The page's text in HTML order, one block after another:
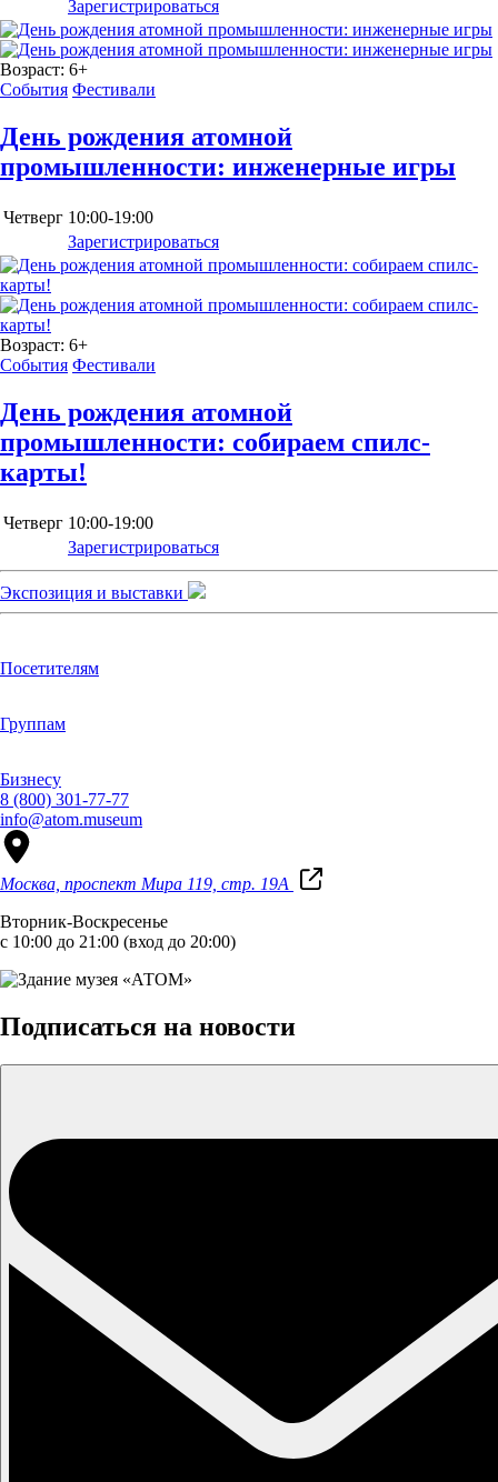
Зарегистрироваться
Возраст: 6+
События Фестивали
День рождения атомной
промышленности: инженерные игры
Четверг 10:00-19:00
Зарегистрироваться
Возраст: 6+
События Фестивали
День рождения атомной
промышленности: собираем спилс-
карты!
Четверг 10:00-19:00
Зарегистрироваться
Экспозиция и выставки
Посетителям
Группам
Бизнесу
8 (800) 301-77-77
info@atom.museum
Москва, проспект Мира 119, стр. 19А
Вторник-Воскресенье
с 10:00 до 21:00 (вход до 20:00)
Подписаться на новости